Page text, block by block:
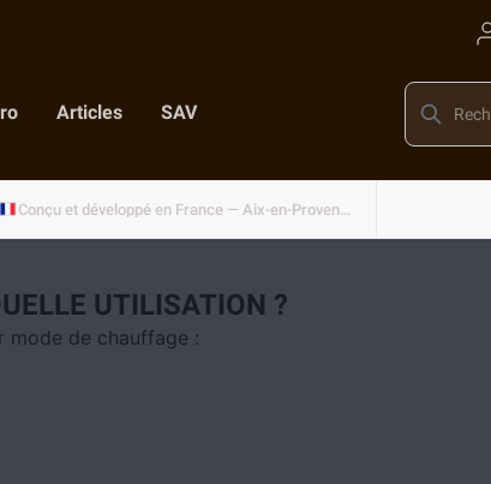
Articles SAV
Conçu et développé en France — Aix-en-Provence
UTILISATION ?
mode de chauffage :